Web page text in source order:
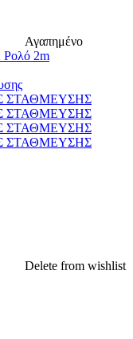
Αγαπημένο
Ρολό 2m
Delete from wishlist